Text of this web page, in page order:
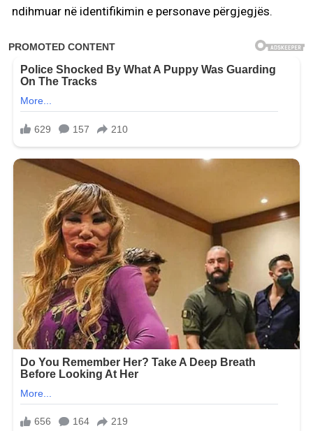
ndihmuar në identifikimin e personave përgjegjës.